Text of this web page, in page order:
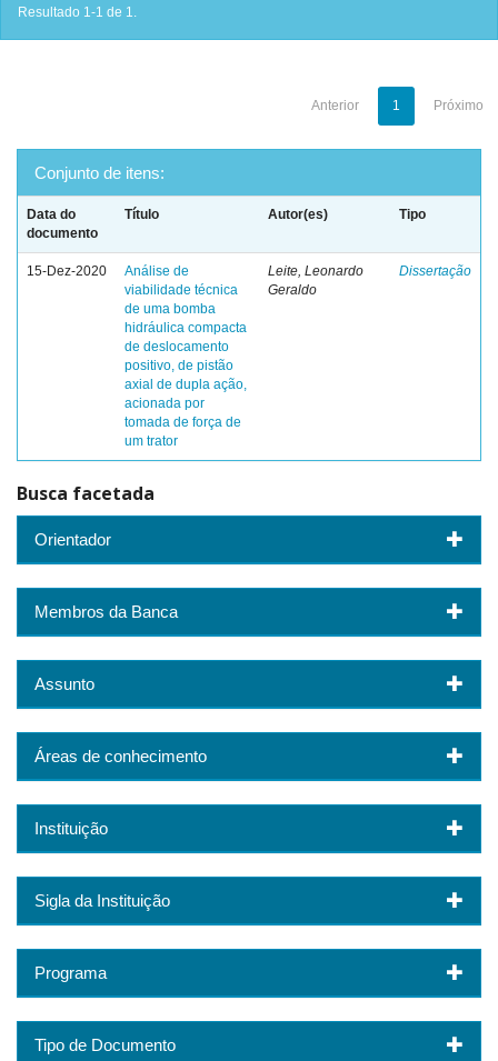
Resultado 1-1 de 1.
Anterior 1 Próximo
Conjunto de itens:
Data do
documento
Título Autor(es) Tipo
15-Dez-2020
Análise de
viabilidade técnica
de uma bomba
hidráulica compacta
de deslocamento
positivo, de pistão
axial de dupla ação,
acionada por
tomada de força de
um trator
Leite, Leonardo
Geraldo
Dissertação
Busca facetada
Orientador
Membros da Banca
Assunto
Áreas de conhecimento
Instituição
Sigla da Instituição
Programa
Tipo de Documento